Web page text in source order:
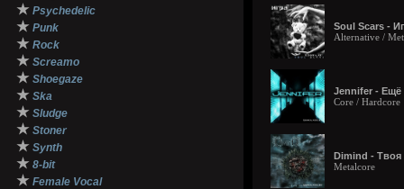
★ Psychedelic
★ Punk
★ Rock
★ Screamo
★ Shoegaze
★ Ska
★ Sludge
★ Stoner
★ Synth
★ 8-bit
★ Female Vocal
Soul Scars -
Alternative /
Jennifer - Ещё
Core / Hardcore
Dimind - Твоя
Metalcore